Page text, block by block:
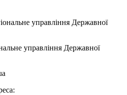
управління Державної